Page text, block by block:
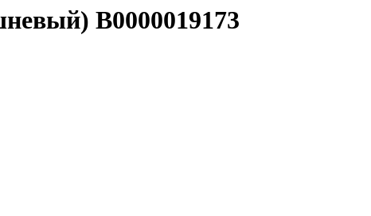
В0000019173